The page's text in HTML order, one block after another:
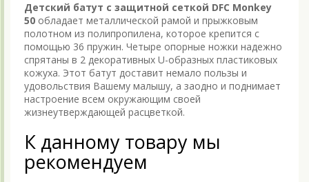
Детский батут с защитной сеткой DFC Monkey
50 обладает металлической рамой и прыжковым
полотном из полипропилена, которое крепится с
помощью 36 пружин. Четыре опорные ножки надежно
спрятаны в 2 декоративных U-образных пластиковых
кожуха. Этот батут доставит немало пользы и
удовольствия Вашему малышу, а заодно и поднимает
настроение всем окружающим своей
жизнеутверждающей расцветкой.
К данному товару мы
рекомендуем